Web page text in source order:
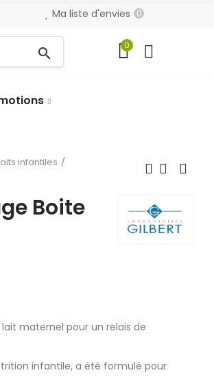
Ma liste d'envies 0
search 0
infantiles
Boite
maternel pour un relais de
infantile, a été formulé pour